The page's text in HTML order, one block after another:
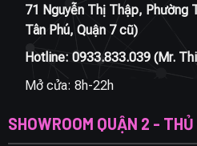
71 Nguyễn Thị Thập, Phường
Tân Phú, Quận 7 cũ)
Hotline: 0933.833.039(Mr.
Mở cửa: 8h-22h
SHOWROOM QUẬN 2 -